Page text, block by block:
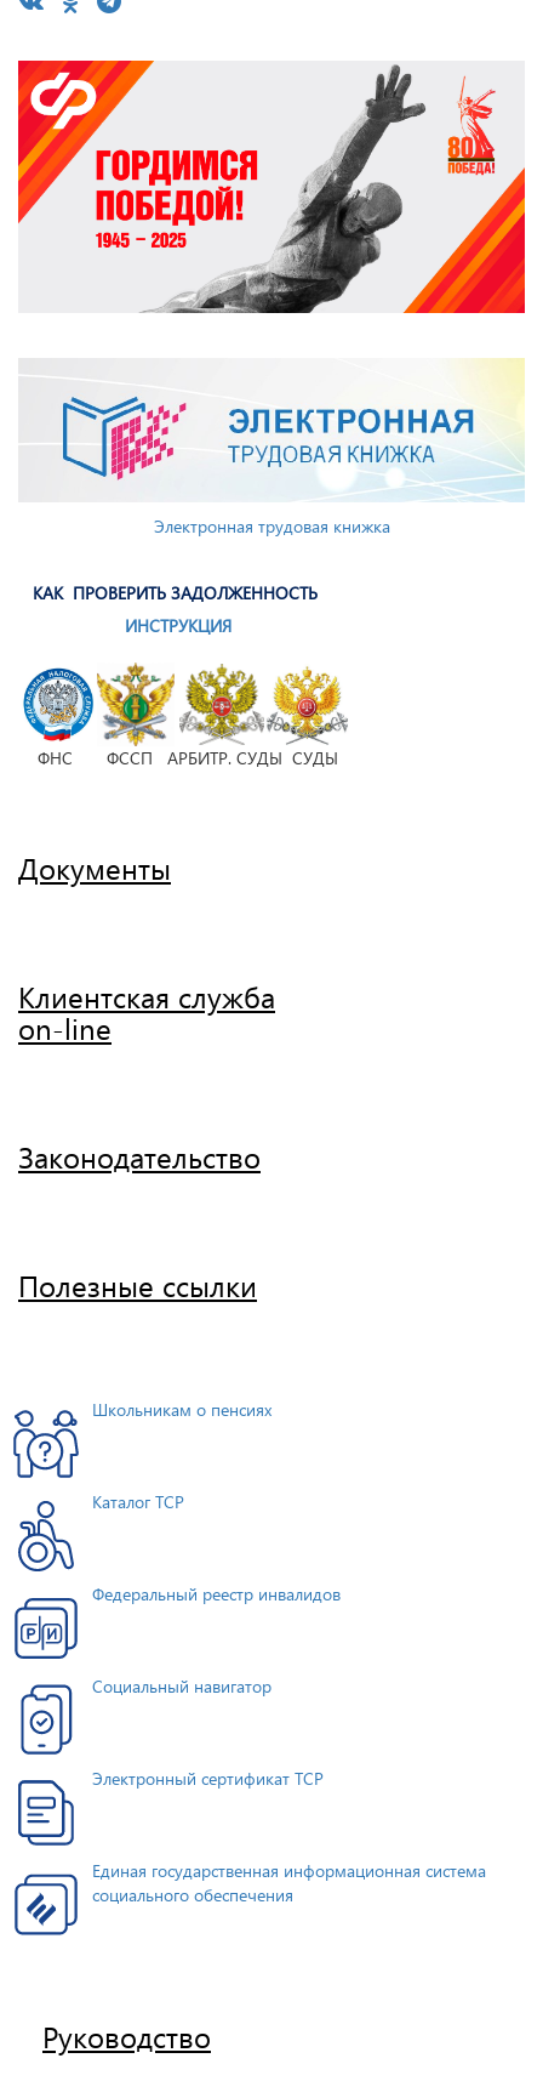
Электронная трудовая книжка
КАК ПРОВЕРИТЬ ЗАДОЛЖЕННОСТЬ
ИНСТРУКЦИЯ
ФНС ФССП АРБИТР. СУДЫ СУДЫ
Документы
Клиентская служба
on-line
Законодательство
Полезные ссылки
Школьникам о пенсиях
Каталог ТСР
Федеральный реестр инвалидов
Социальный навигатор
Электронный сертификат ТСР
Единая государственная информационная система
социального обеспечения
Руководство